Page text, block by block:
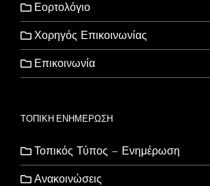
Εορτολόγιο
Χορηγός Επικοινωνίας
Επικοινωνία
ΤΟΠΙΚΗ ΕΝΗΜΕΡΩΣΗ
Τοπικός Τύπος – Ενημέρωση
Ανακοινώσεις